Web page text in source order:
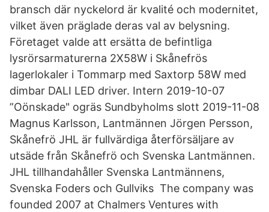
bransch där nyckelord är kvalité och modernitet,
vilket även präglade deras val av belysning.
Företaget valde att ersätta de befintliga
lysrörsarmaturerna 2X58W i Skånefrös
lagerlokaler i Tommarp med Saxtorp 58W med
dimbar DALI LED driver. Intern 2019-10-07
”Oönskade" ogräs Sundbyholms slott 2019-11-08
Magnus Karlsson, Lantmännen Jörgen Persson,
Skånefrö JHL är fullvärdiga återförsäljare av
utsäde från Skånefrö och Svenska Lantmännen.
JHL tillhandahåller Svenska Lantmännens,
Svenska Foders och Gullviks The company was
founded 2007 at Chalmers Ventures with